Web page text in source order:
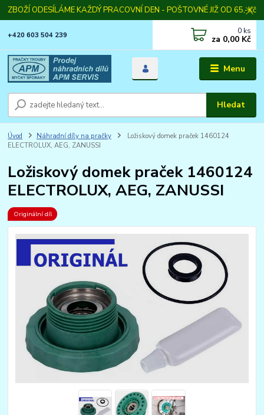
ZBOŽÍ ODESÍLÁME KAŽDÝ PRACOVNÍ DEN - POŠTOVNÉ JIŽ OD 65,-Kč
Menu
Hledat
+420 603 504 239 0 ks
za 0,00 Kč
Úvod Náhradní díly na pračky
Ložiskový domek praček 1460124
ELECTROLUX, AEG, ZANUSSI
Ložiskový domek praček 1460124
ELECTROLUX, AEG, ZANUSSI
Originální díl